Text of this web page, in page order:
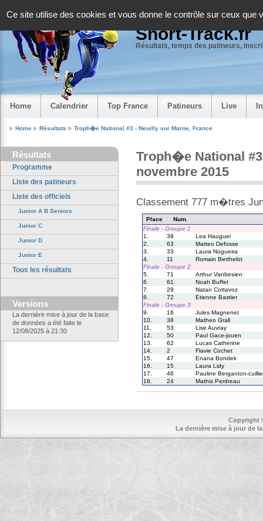
Ce site utilise des cookies et vous donne le contrôle sur ceux que
Short-Track.fr
Résultats, temps des patineurs,
Home Calendrier Top France Patineurs Live
Home Résultats Troph�e National #3 - Neuilly sur Marne, France
Résultats
Programme
Liste des patineurs
Liste des officiels
Junior A B Seniors
Junior C
Junior D
Junior E
Tous les résultats
Versions
La dernière mise à jour de la base
de données a été faite le
12/08/2025 à 21:30
Troph�e National
novembre 2015
Classement 777 m�tres
Place
Num.
Finale - Groupe 1
1.
39
Lea Hauguel
2.
63
Matteo Defosse
3.
33
Laura Nogueira
4.
11
Romain Berthelot
Finale - Groupe 2
5.
71
Arthur Vanbesien
6.
61
Noah Buffet
7.
29
Natan Cottavoz
8.
72
Etienne Bastier
Finale - Groupe 3
9.
16
Jules Magnenet
10.
38
Matheo Grall
11.
53
Lise Auvray
12.
50
Paul Gace-jouen
13.
62
Lucas Catherine
14.
2
Flavie Cochet
15.
47
Enana Bondek
16.
15
Laura Lidy
17.
46
Pauline Berganton-
18.
24 Mathis Perdreau
Copyright
La dernière mise à jour de